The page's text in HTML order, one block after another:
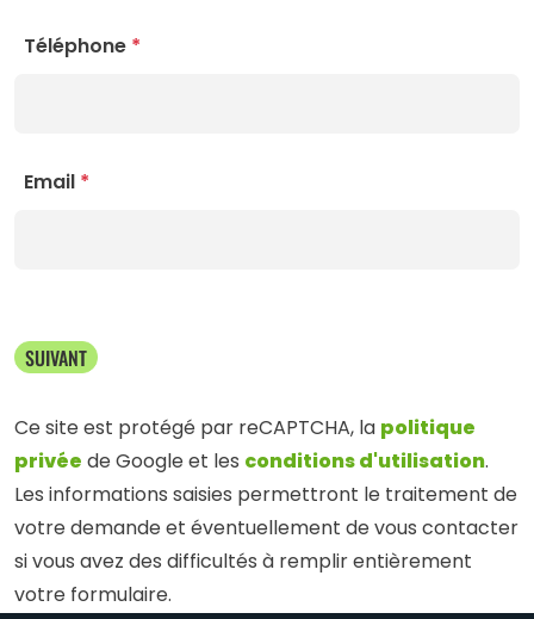
Téléphone*
Email*
SUIVANT
Ce site est protégé par reCAPTCHA, lapolitique
privéede Google et les conditions d'utilisation.
Les informations saisies permettront le traitement de
votre demande et éventuellement de vous contacter
si vous avez des difficultés à remplir entièrement
votre formulaire.